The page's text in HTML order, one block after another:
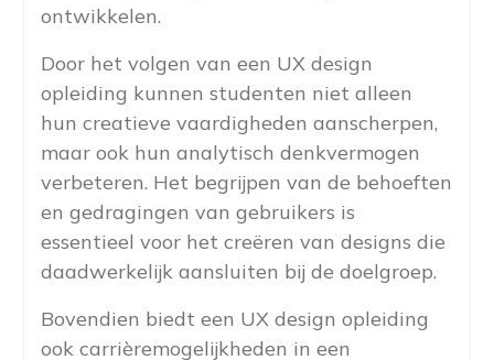
ontwikkelen.
Door het volgen van een UX design
opleiding kunnen studenten niet alleen
hun creatieve vaardigheden aanscherpen,
maar ook hun analytisch denkvermogen
verbeteren. Het begrijpen van de behoeften
en gedragingen van gebruikers is
essentieel voor het creëren van designs die
daadwerkelijk aansluiten bij de doelgroep.
Bovendien biedt een UX design opleiding
ook carrièremogelijkheden in een